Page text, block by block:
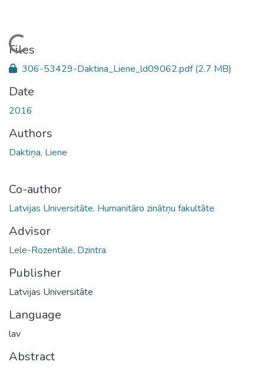
Loading...
Files
306-53429-Daktina_Liene_ld09062.pdf(2.7 MB)
Date
2016
Authors
Daktiņa, Liene
Co-author
Latvijas Universitāte. Humanitāro zinātņu fakultāte
Advisor
Lele-Rozentāle, Dzintra
Publisher
Latvijas Universitāte
Language
lav
Abstract